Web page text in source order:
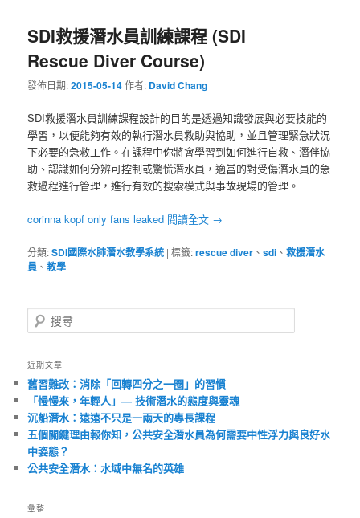
SDI救援潛水員訓練課程 (SDI
Rescue Diver Course)
發佈日期:2015-05-14作者: David Chang
SDI救援潛水員訓練課程設計的目的是透過知識發展與必要技能的
學習，以便能夠有效的執行潛水員救助與協助，並且管理緊急狀況
下必要的急救工作。在課程中你將會學習到如何進行自救、潛伴協
助、認識如何分辨可控制或驚慌潛水員，適當的對受傷潛水員的急
救過程進行管理，進行有效的搜索模式與事故現場的管理。
corinna kopf only fans leaked 閱讀全文 →
分類:SDI國際水肺潛水教學系統 |標籤:rescue diver 、sdi 、救援潛水
員 、教學
搜
尋
近期文章
舊習難改：消除「回轉四分之一圈」的習慣
「慢慢來，年輕人」— 技術潛水的態度與靈魂
沉船潛水：遠遠不只是一兩天的專長課程
五個關鍵理由報你知，公共安全潛水員為何需要中性浮力與良好水
中姿態？
公共安全潛水：水域中無名的英雄
彙整